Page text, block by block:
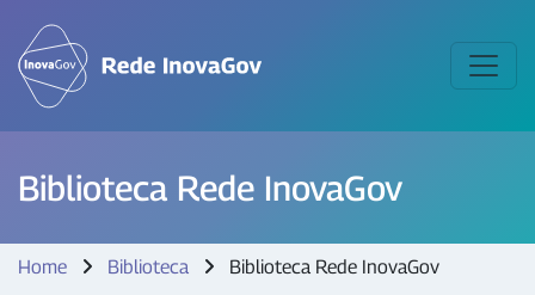
Biblioteca Rede InovaGov
Home Biblioteca Biblioteca Rede InovaGov